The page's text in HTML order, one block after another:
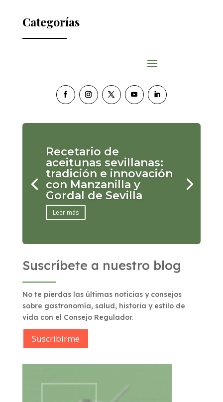
Categorías
Recetario de
aceitunas sevillanas:
tradición e innovación
con Manzanilla y
Gordal de Sevilla
Leer más
Suscríbete a nuestro blog
No te pierdas las últimas noticias y consejos
sobre gastronomía, salud, historia y estilo de
vida con el Consejo Regulador.
Suscribírme